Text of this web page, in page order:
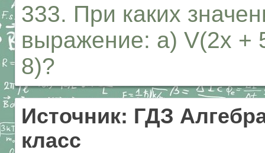
333. При каких
выражение: a) V(2х
8)?
Источник: ГДЗ
класс